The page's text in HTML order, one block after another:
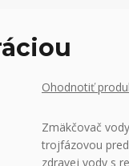
Ohodnotiť
Zmäkčovač
trojfázovou
zdravej vody s